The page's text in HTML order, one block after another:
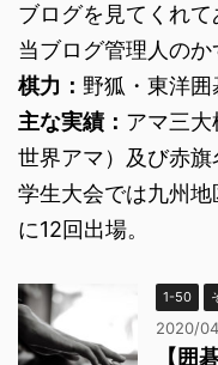
ブログを見てくれて
当ブログ管理人のか
棋力： 野狐・東洋
主な実績： アマ三大
世界アマ）及び赤旗
学生大会では九州
に12回出場。
1-50
2020/
【囲